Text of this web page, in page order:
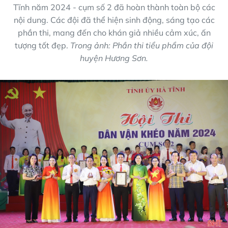
Tĩnh năm 2024 - cụm số 2 đã hoàn thành toàn bộ các
nội dung. Các đội đã thể hiện sinh động, sáng tạo các
phần thi, mang đến cho khán giả nhiều cảm xúc, ấn
tượng tốt đẹp. Trong ảnh: Phần thi tiểu phẩm của đội
huyện Hương Sơn.